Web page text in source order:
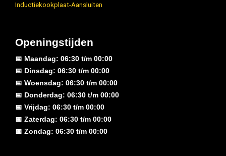
Inductiekookplaat-Aansluiten
Openingstijden
📅 Maandag: 06:30 t/m 00:00
📅 Dinsdag: 06:30 t/m 00:00
📅 Woensdag: 06:30 t/m 00:00
📅 Donderdag: 06:30 t/m 00:00
📅 Vrijdag: 06:30 t/m 00:00
📅 Zaterdag: 06:30 t/m 00:00
📅 Zondag: 06:30 t/m 00:00